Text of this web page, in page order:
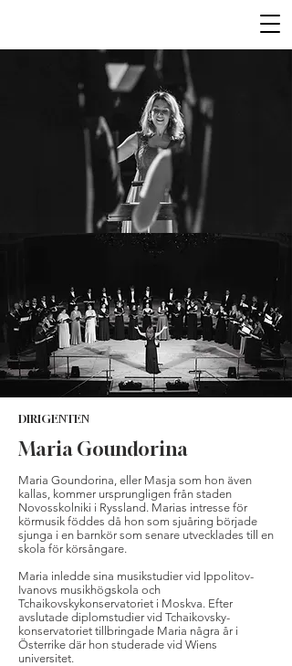
DIRIGENTEN
Maria Goundorina
Maria Goundorina, eller Masja som hon även
kallas, kommer ursprungligen från staden
Novosskolniki i Ryssland. Marias intresse för
körmusik föddes då hon som sjuåring började
sjunga i en barnkör som senare utvecklades till en
skola för körsångare.
Maria inledde sina musikstudier vid Ippolitov-
Ivanovs musikhögskola och
Tchaikovskykonservatoriet i Moskva. Efter
avslutade diplomstudier vid Tchaikovsky-
konservatoriet tillbringade Maria några år i
Österrike där hon studerade vid Wiens
universitet.